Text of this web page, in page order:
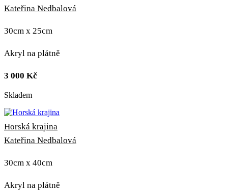
Kateřina Nedbalová
30cm x 25cm
Akryl na plátně
3 000 Kč
Skladem
Horská krajina
Kateřina Nedbalová
30cm x 40cm
Akryl na plátně